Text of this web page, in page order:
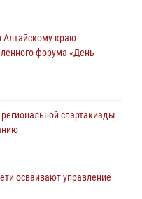
с юными пограничниками
провело для детей
Алтайскому краю
форума «День
спартакиады
осваивают управление